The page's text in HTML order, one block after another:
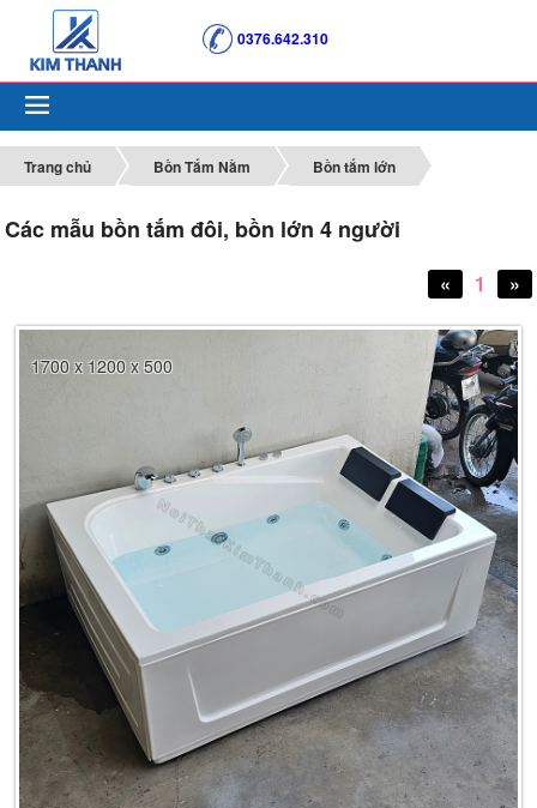
0376.642.310
Trang chủ Bồn Tắm Nằm Bồn tắm lớn
Các mẫu bồn tắm đôi, bồn lớn 4 người
« 1 »
1700 x 1200 x 500